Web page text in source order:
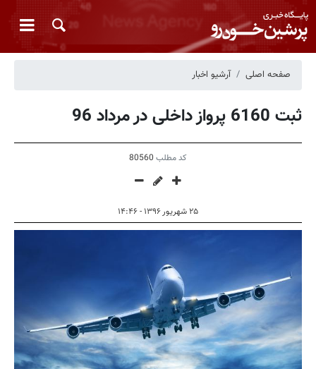
صفحه اصلی آرشیو اخبار
ثبت 6160 پرواز داخلی در مرداد 96
کد مطلب 80560
۲۵ شهریور ۱۳۹۶ - ۱۴:۴۶